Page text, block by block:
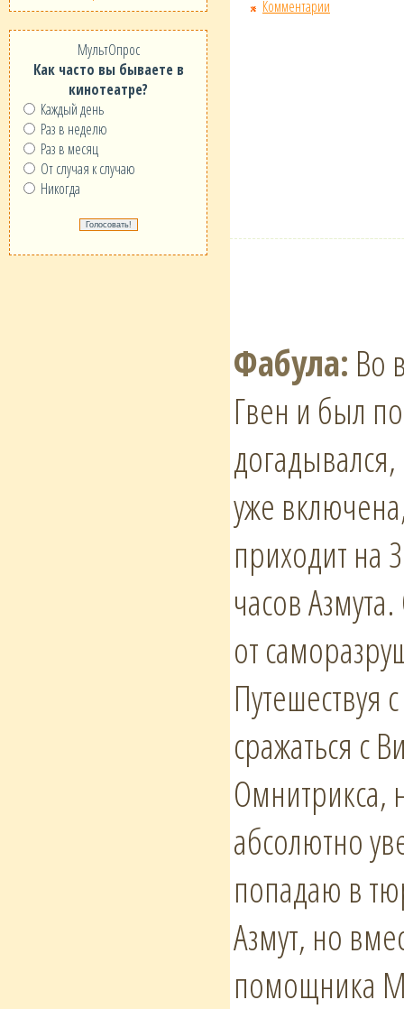
МультОпрос
Как часто вы бываете в
кинотеатре?
Каждый день
Раз в неделю
Раз в месяц
От случая к случаю
Никогда
Комментарии
Фабула: Во
Гвен и был
уже
приходит на
часов
от
Путешествуя
сражаться с
Омнитрикса,
абсолютно
попадаю в
Азмут, но
помощника